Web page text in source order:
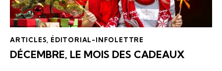
ARTICLES, ÉDITORIAL-INFOLETTRE
DÉCEMBRE, LE MOIS DES CADEAUX